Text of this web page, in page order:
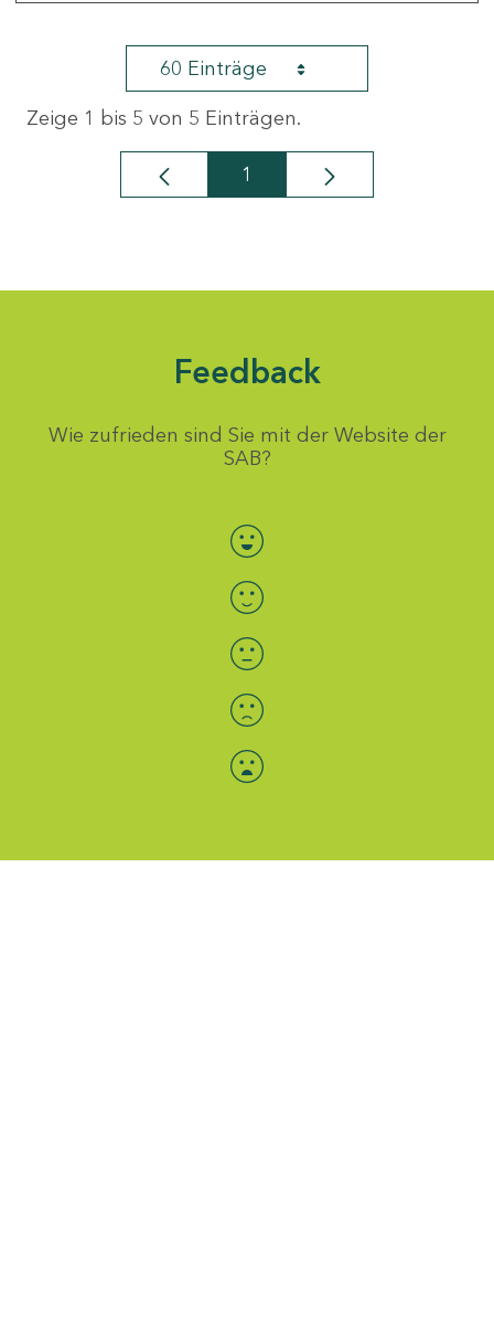
60 Einträge
Zeige 1 bis 5 von 5 Einträgen.
Seite
1
Feedback
Wie zufrieden sind Sie mit der Website der
SAB?
Bewertung auswählen